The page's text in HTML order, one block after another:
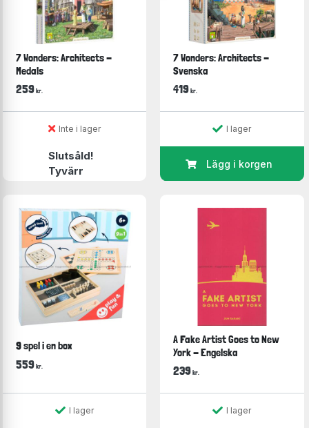
7 Wonders: Architects -
Medals
259 kr.
Inte i lager
Slutsåld!
Tyvärr
7 Wonders: Architects -
Svenska
419kr.
I lager
Lägg i korgen
9 spel i en box
559 kr.
I lager
A Fake Artist Goes to New
York - Engelska
239kr.
I lager